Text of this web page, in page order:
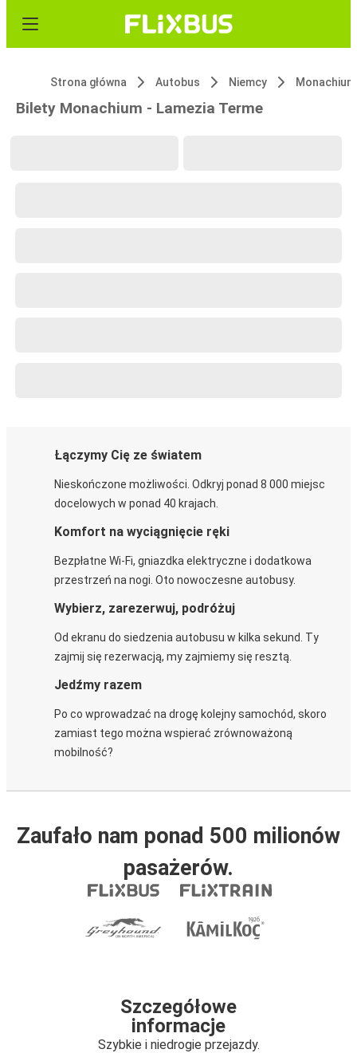
Strona główna Autobus Niemcy Monachium
Bilety Monachium - Lamezia Terme
Łączymy Cię ze światem
Nieskończone możliwości. Odkryj ponad 8 000 miejsc
docelowych w ponad 40 krajach.
Komfort na wyciągnięcie ręki
Bezpłatne Wi-Fi, gniazdka elektryczne i dodatkowa
przestrzeń na nogi. Oto nowoczesne autobusy.
Wybierz, zarezerwuj, podróżuj
Od ekranu do siedzenia autobusu w kilka sekund. Ty
zajmij się rezerwacją, my zajmiemy się resztą.
Jedźmy razem
Po co wprowadzać na drogę kolejny samochód, skoro
zamiast tego można wspierać zrównoważoną
mobilność?
Zaufało nam ponad 500 milionów
pasażerów.
Szczegółowe
informacje
Szybkie i niedrogie przejazdy.